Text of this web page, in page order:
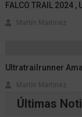
FALCO TRAIL 2024 ,
Martín Martinez
Ultratrailrunner
Martín Martinez
Últimas